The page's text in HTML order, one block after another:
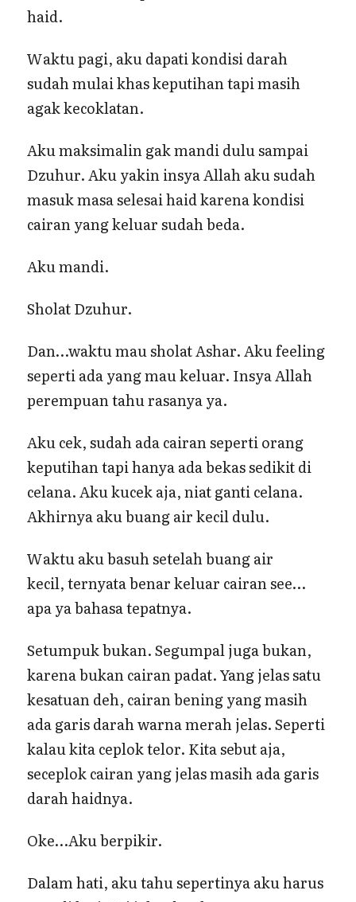
haid.
Waktu pagi, aku dapati kondisi darah
sudah mulai khas keputihan tapi masih
agak kecoklatan.
Aku maksimalin gak mandi dulu sampai
Dzuhur. Aku yakin insya Allah aku sudah
masuk masa selesai haid karena kondisi
cairan yang keluar sudah beda.
Aku mandi.
Sholat Dzuhur.
Dan…waktu mau sholat Ashar. Aku feeling
seperti ada yang mau keluar. Insya Allah
perempuan tahu rasanya ya.
Aku cek, sudah ada cairan seperti orang
keputihan tapi hanya ada bekas sedikit di
celana. Aku kucek aja, niat ganti celana.
Akhirnya aku buang air kecil dulu.
Waktu aku basuh setelah buang air
kecil, ternyata benar keluar cairan see…
apa ya bahasa tepatnya.
Setumpuk bukan. Segumpal juga bukan,
karena bukan cairan padat. Yang jelas satu
kesatuan deh, cairan bening yang masih
ada garis darah warna merah jelas. Seperti
kalau kita ceplok telor. Kita sebut aja,
seceplok cairan yang jelas masih ada garis
darah haidnya.
Oke…Aku berpikir.
Dalam hati, aku tahu sepertinya aku harus